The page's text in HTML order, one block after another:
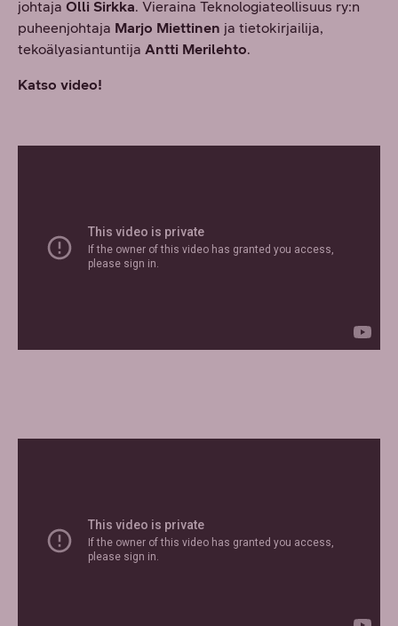
johtaja Olli Sirkka. Vieraina Teknologiateollisuus ry:n
puheenjohtaja Marjo Miettinen ja tietokirjailija,
tekoälyasiantuntija Antti Merilehto.
Katso video!